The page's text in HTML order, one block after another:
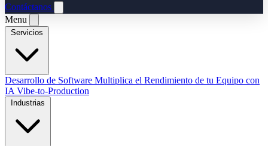
Contáctanos
Menu
Desarrollo de Software Multiplica el Rendimiento de tu Equipo con
IA Vibe-to-Production